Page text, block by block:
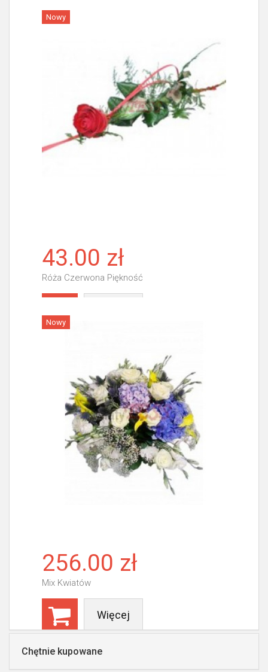
Nowy
43.00 zł
Róża Czerwona Piękność
Nowy
256.00 zł
Mix Kwiatów
Więcej
Chętnie kupowane